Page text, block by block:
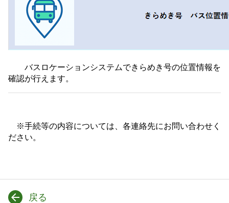
バスロケーションシステムできらめき号の位置情報を
確認が行えます。
※手続等の内容については、各連絡先にお問い合わせく
ださい。
戻る